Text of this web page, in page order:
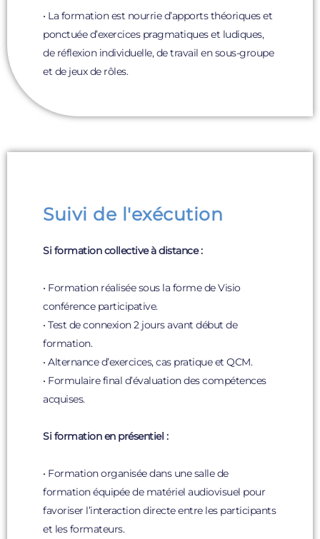
• La formation est nourrie d’apports théoriques et
ponctuée d’exercices pragmatiques et ludiques,
de réflexion individuelle, de travail en sous-groupe
et de jeux de rôles.
Suivi de l'exécution
Si formation collective à distance :
• Formation réalisée sous la forme de Visio
conférence participative.
• Test de connexion 2 jours avant début de
formation.
• Alternance d’exercices, cas pratique et QCM.
• Formulaire final d’évaluation des compétences
acquises.
Si formation en présentiel :
• Formation organisée dans une salle de
formation équipée de matériel audiovisuel pour
favoriser l’interaction directe entre les participants
et les formateurs.